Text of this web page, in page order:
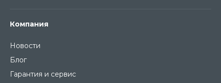
Компания
Новости
Блог
Гарантия и сервис